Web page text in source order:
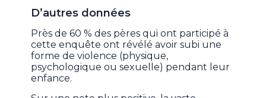
D’autres données
Près de 60 % des pères qui ont participé à
cette enquête ont révélé avoir subi une
forme de violence (physique,
psychologique ou sexuelle) pendant leur
enfance.